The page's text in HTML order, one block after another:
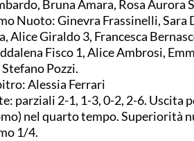
Bruna Amara, Rosa Aurora
Nuoto: Ginevra Frassinelli, Sara
Alice Giraldo 3, Francesca
Fisco 1, Alice Ambrosi,
Pozzi.
Alessia Ferrari
parziali 2-1, 1-3, 0-2, 2-6. Uscita
nel quarto tempo. Superiorità
1/4.